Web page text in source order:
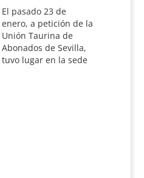
El pasado 23 de
enero, a petición de la
Unión Taurina de
Abonados de Sevilla,
tuvo lugar en la sede